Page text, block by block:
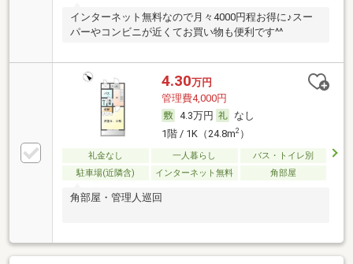
インターネット無料なので月々4000円程お得に♪スー
パーやコンビニが近くてお買い物も便利です^^
4.30万円
管理費4,000円
4.3万円
なし
1階 / 1K（24.8m2）
礼金なし 一人暮らし
バス・トイレ別
駐車場(近隣含)
インターネット無料 角部屋
角部屋・管理人巡回